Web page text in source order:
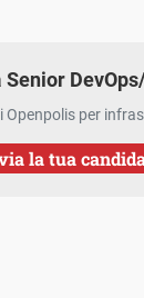
Senior
Openpolis per
la tua